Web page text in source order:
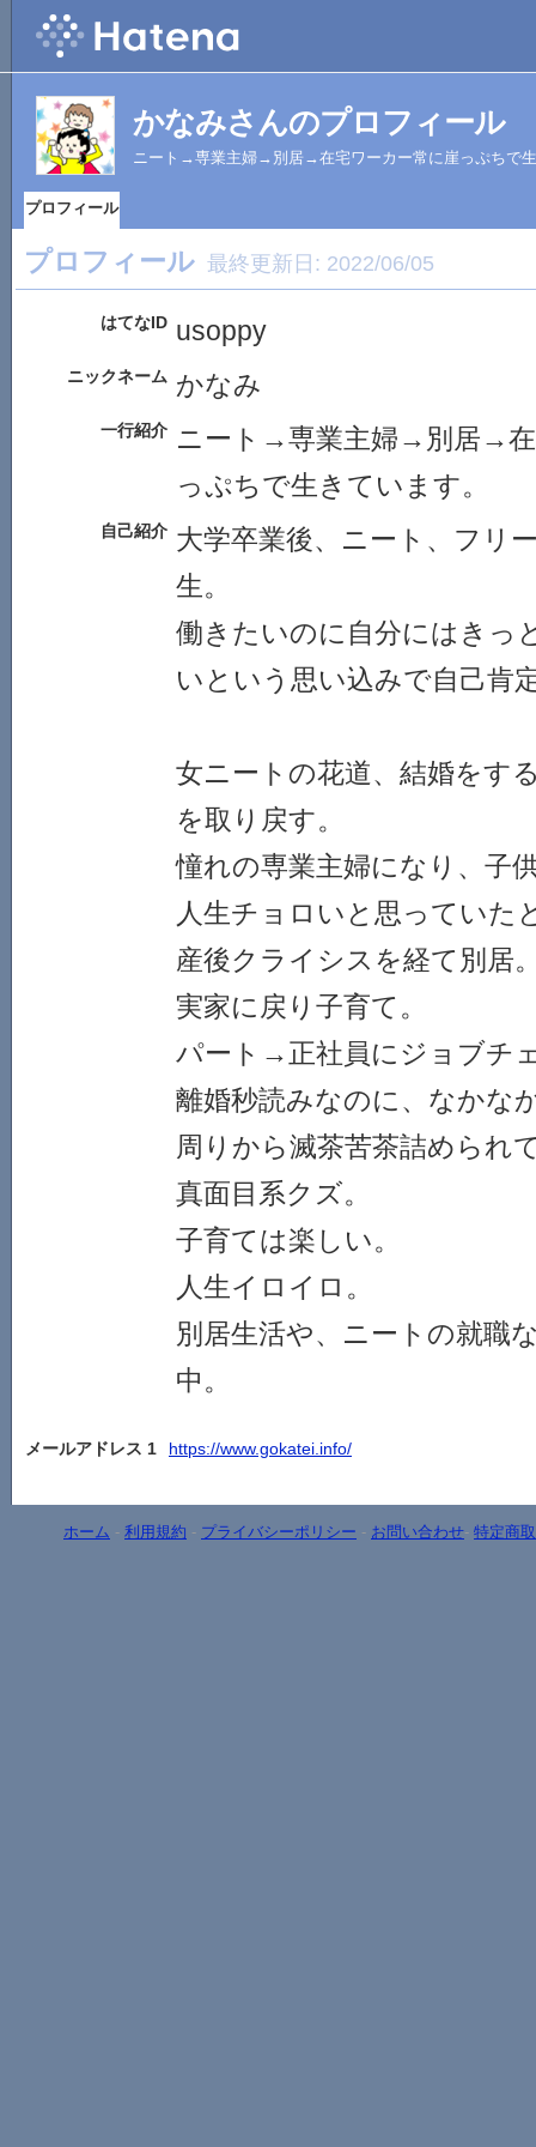
かなみさんのプロフィール
ニート→専業主婦→別居→在宅ワーカー常に崖っぷちで
プロフィール
プロフィール 最終更新日: 2022/06/05
はてなID usoppy
ニックネーム かなみ
一行紹介 ニート→専業主婦→別居→在
っぷちで生きています。
自己紹介 大学卒業後、ニート、フリ
生。
働きたいのに自分にはきっ
いという思い込みで自己肯
女ニートの花道、結婚をす
を取り戻す。
憧れの専業主婦になり、子
人生チョロいと思っていた
産後クライシスを経て別居
実家に戻り子育て。
パート→正社員にジョブチ
離婚秒読みなのに、なかな
周りから滅茶苦茶詰められ
真面目系クズ。
子育ては楽しい。
人生イロイロ。
別居生活や、ニートの就職
中。
メールアドレス 1 https://www.gokatei.info/
ホーム - 利用規約 - プライバシーポリシー - お問い合わせ- 特定商